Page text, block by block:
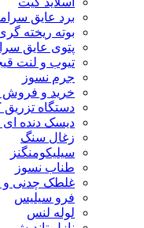
برد عایق
بوته ریخته
پتوی عایق
تیوب و لنت
جرم نسوز
خرید و فروش
دستگاه تزریق
دیسک دنده ای
زغال سنگ
سیلیکومنگنز
طناب نسوز
غلطک چدنی و
فرو سیلیس
لوله لنس